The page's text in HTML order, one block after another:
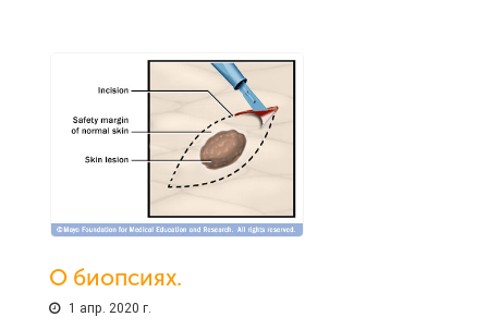
О биопсиях.
1 апр. 2020 г.